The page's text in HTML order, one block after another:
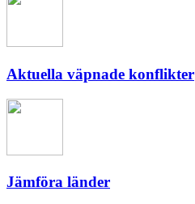
Aktuella väpnade konflikter
Jämföra länder